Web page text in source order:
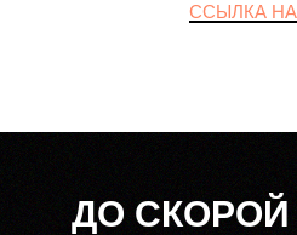
ССЫЛКА
ДО СКОРОЙ